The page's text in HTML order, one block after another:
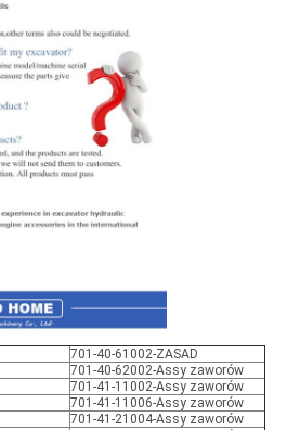
701-40-61002-ZASAD
701-40-62002-Assy zaworów
701-41-11002-Assy zaworów
701-41-11006-Assy zaworów
701-41-21004-Assy zaworów